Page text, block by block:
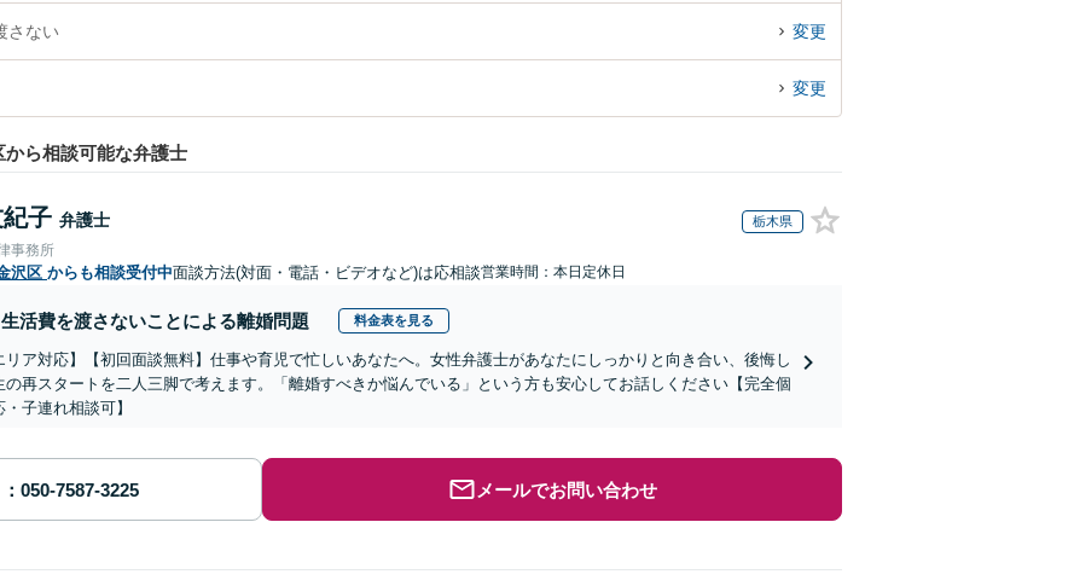
さない 変更
変更
ら相談可能な弁護士
子 弁護士 栃木県
事務所
沢区 からも相談受付中面談方法(対面・電話・ビデオなど)は応相談営業時間：本日定休日
生活費を渡さないことによる離婚問題 料金表を見る
リア対応】【初回面談無料】仕事や育児で忙しいあなたへ。女性弁護士があなたにしっかりと向き合い、後悔し
の再スタートを二人三脚で考えます。「離婚すべきか悩んでいる」という方も安心してお話しください【完全個
子連れ相談可】
メールでお問い合わせ